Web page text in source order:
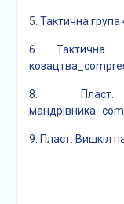
5. Тактична
6. Тактична
8. Пласт.
9. Пласт. Вишкіл